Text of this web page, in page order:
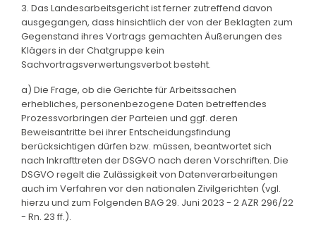
3. Das Landesarbeitsgericht ist ferner zutreffend davon
ausgegangen, dass hinsichtlich der von der Beklagten zum
Gegenstand ihres Vortrags gemachten Äußerungen des
Klägers in der Chatgruppe kein
Sachvortragsverwertungsverbot besteht.
a) Die Frage, ob die Gerichte für Arbeitssachen
erhebliches, personenbezogene Daten betreffendes
Prozessvorbringen der Parteien und ggf. deren
Beweisantritte bei ihrer Entscheidungsfindung
berücksichtigen dürfen bzw. müssen, beantwortet sich
nach Inkrafttreten der DSGVO nach deren Vorschriften. Die
DSGVO regelt die Zulässigkeit von Datenverarbeitungen
auch im Verfahren vor den nationalen Zivilgerichten (vgl.
hierzu und zum Folgenden BAG 29. Juni 2023 - 2 AZR 296/22
- Rn. 23 ff.).